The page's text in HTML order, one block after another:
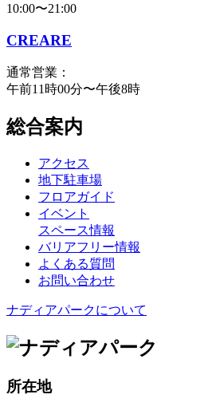
10:00〜21:00
CREARE
通常営業：
午前11時00分〜午後8時
総合案内
アクセス
地下駐車場
フロアガイド
イベント
スペース情報
バリアフリー情報
よくある質問
お問い合わせ
ナディアパークについて
所在地